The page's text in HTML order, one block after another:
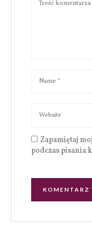
Zapamiętaj
podczas pisania